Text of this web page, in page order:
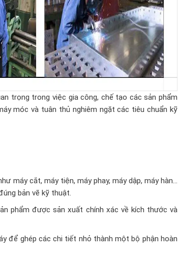
trọng trong việc gia công, chế tạo các sản phẩm
móc và tuân thủ nghiêm ngặt các tiêu chuẩn kỹ
máy cắt, máy tiện, máy phay, máy dập, máy hàn…
bản vẽ kỹ thuật.
phẩm được sản xuất chính xác về kích thước và
để ghép các chi tiết nhỏ thành một bộ phận hoàn